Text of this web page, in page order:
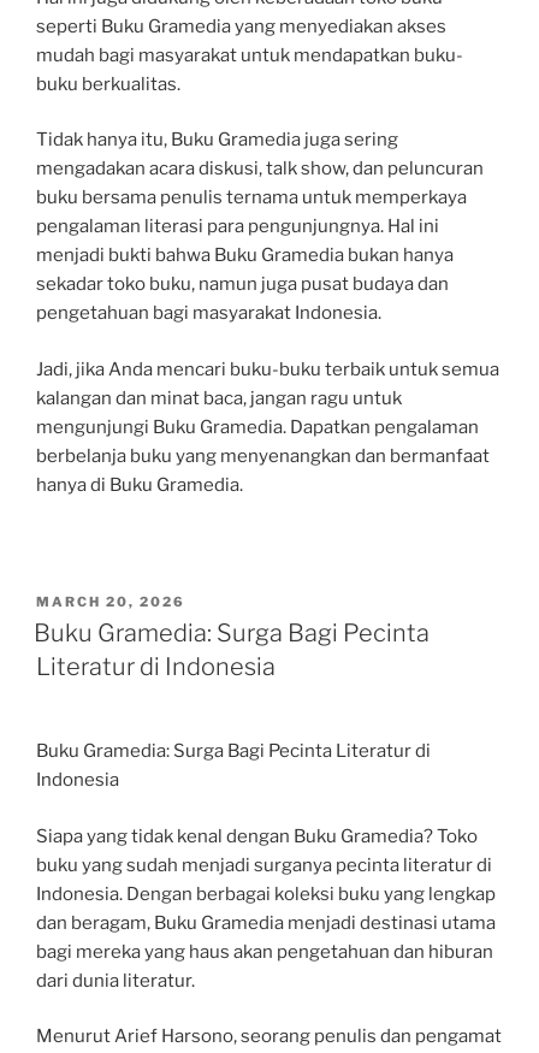
seperti Buku Gramedia yang menyediakan akses
mudah bagi masyarakat untuk mendapatkan buku-
buku berkualitas.
Tidak hanya itu, Buku Gramedia juga sering
mengadakan acara diskusi, talk show, dan peluncuran
buku bersama penulis ternama untuk memperkaya
pengalaman literasi para pengunjungnya. Hal ini
menjadi bukti bahwa Buku Gramedia bukan hanya
sekadar toko buku, namun juga pusat budaya dan
pengetahuan bagi masyarakat Indonesia.
Jadi, jika Anda mencari buku-buku terbaik untuk semua
kalangan dan minat baca, jangan ragu untuk
mengunjungi Buku Gramedia. Dapatkan pengalaman
berbelanja buku yang menyenangkan dan bermanfaat
hanya di Buku Gramedia.
POSTED
ON
MARCH 20, 2026
Buku Gramedia: Surga Bagi Pecinta
Literatur di Indonesia
Buku Gramedia: Surga Bagi Pecinta Literatur di
Indonesia
Siapa yang tidak kenal dengan Buku Gramedia? Toko
buku yang sudah menjadi surganya pecinta literatur di
Indonesia. Dengan berbagai koleksi buku yang lengkap
dan beragam, Buku Gramedia menjadi destinasi utama
bagi mereka yang haus akan pengetahuan dan hiburan
dari dunia literatur.
Menurut Arief Harsono, seorang penulis dan pengamat